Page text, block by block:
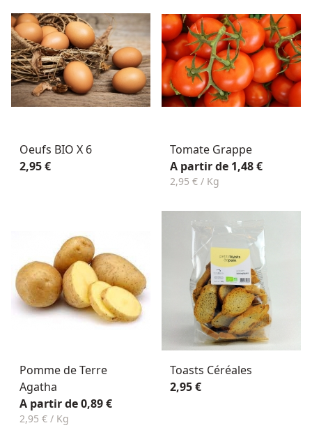
Oeufs BIO X 6
2,95 €
Tomate Grappe
A partir de 1,48 €
2,95 € / Kg
Pomme de Terre
Agatha
A partir de 0,89 €
2,95 € / Kg
Toasts Céréales
2,95 €